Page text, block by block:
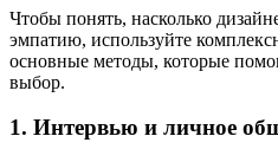
Чтобы понять, насколько
эмпатию, используйте
основные методы, которые
выбор.
1. Интервью и личное